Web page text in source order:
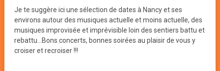
Je te suggère ici une sélection de dates à Nancy et ses
environs autour des musiques actuelle et moins actuelle, des
musiques improvisée et imprévisible loin des sentiers battu et
rebattu...Bons concerts, bonnes soirées au plaisir de vous y
croiser et recroiser !!!